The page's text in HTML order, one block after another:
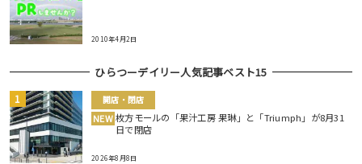
2010年4月2日
ひらつーデイリー人気記事ベスト15
開店・閉店
NEW 枚方モールの「果汁工房 果琳」と「Triumph」が8月31
日で閉店
2026年8月8日